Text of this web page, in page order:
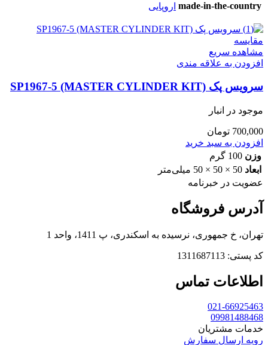
made-in-the-country اروپایی
مقایسه
مشاهده سریع
افزودن به علاقه مندی
سرویس پک SP1967-5 (MASTER CYLINDER KIT)
موجود در انبار
700,000 تومان
افزودن به سبد خرید
وزن 100 گرم
ابعاد 50 × 50 × 50 میلی‌متر
عضویت در خبرنامه
آدرس فروشگاه
تهران، خ جمهوری، نرسیده به اسکندری، پ 1411، واحد 1
کد پستی: 1311687113
اطلاعات تماس
021-66925463
09981488468
خدمات مشتریان
رویه ارسال سفارش